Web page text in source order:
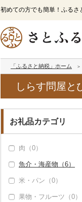
初めての方でも簡単！ふるさ
「ふるさと納税」ホーム
しらす問屋と
お礼品カテゴリ
肉（0）
魚介・海産物（6）
カニ（0）
エビ（0）
米・パン（0）
果物・フルーツ（0）